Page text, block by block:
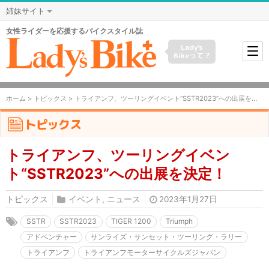
姉妹サイト
女性ライダーを応援するバイクスタイル誌
Lady's
Bikeって？
ホーム > トピックス > トライアンフ、ツーリングイベント“SSTR2023”への出展を決定！
トピックス
トライアンフ、ツーリングイベン
ト“SSTR2023”への出展を決定！
トピックス イベント , ニュース 2023年1月27日
SSTR SSTR2023 TIGER 1200
Triumph
アドベンチャー
サンライズ・サンセット・ツーリング・ラリー
トライアンフ
トライアンフモーターサイクルズジャパン